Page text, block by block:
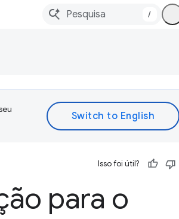
/
Isso foi útil?
para o